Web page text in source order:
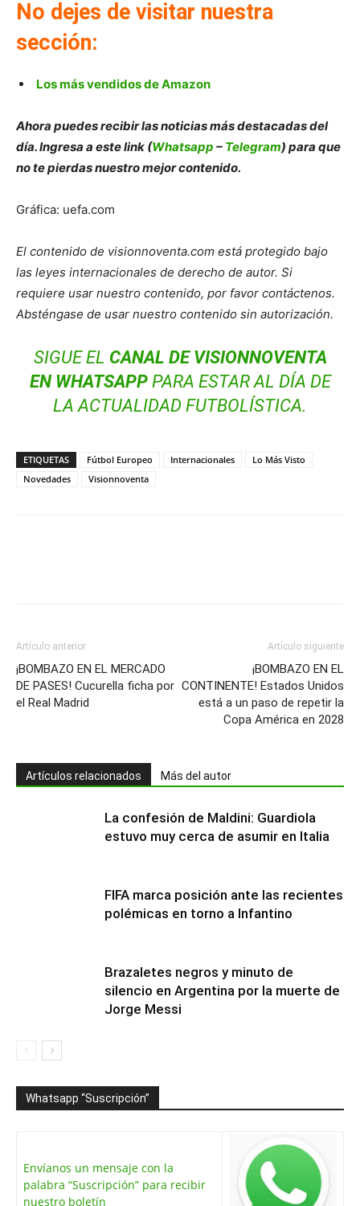
No dejes de visitar nuestra
sección:
Los más vendidos de Amazon
Ahora puedes recibir las noticias más destacadas del
día. Ingresa a este link (Whatsapp – Telegram) para que
no te pierdas nuestro mejor contenido.
Gráfica: uefa.com
El contenido de visionnoventa.com está protegido bajo
las leyes internacionales de derecho de autor. Si
requiere usar nuestro contenido, por favor contáctenos.
Absténgase de usar nuestro contenido sin autorización.
SIGUE EL CANAL DE VISIONNOVENTA
EN WHATSAPPPARA ESTAR AL DÍA DE
LA ACTUALIDAD FUTBOLÍSTICA.
ETIQUETAS Fútbol Europeo Internacionales
Lo Más Visto
Novedades
Visionnoventa
Artículo anterior
¡BOMBAZO EN EL MERCADO
DE PASES! Cucurella ficha por
el Real Madrid
Artículo siguiente
¡BOMBAZO EN EL
CONTINENTE! Estados Unidos
está a un paso de repetir la
Copa América en 2028
Artículos relacionados Más del autor
La confesión de Maldini: Guardiola
estuvo muy cerca de asumir en Italia
FIFA marca posición ante las recientes
polémicas en torno a Infantino
Brazaletes negros y minuto de
silencio en Argentina por la muerte de
Jorge Messi
Whatsapp “Suscripción”
Envíanos un mensaje con la
palabra “Suscripción” para recibir
nuestro boletín